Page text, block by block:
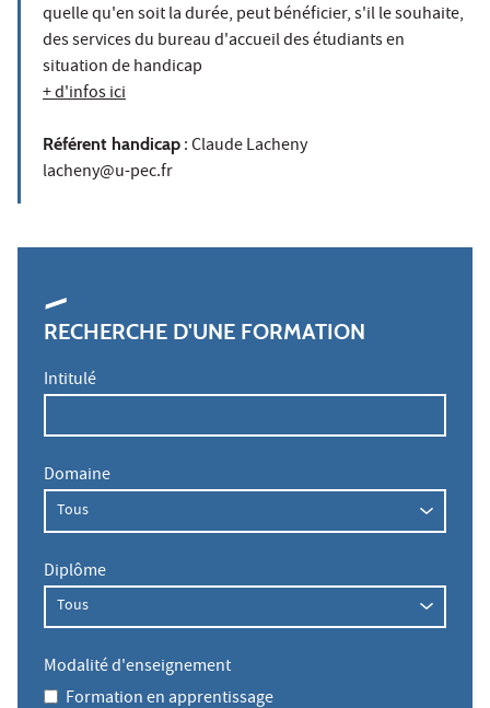
quelle qu'en soit la durée, peut bénéficier, s'il le souhaite,
des services du bureau d'accueil des étudiants en
situation de handicap
+ d'infos ici
Référent handicap : Claude Lacheny
lacheny@u-pec.fr
RECHERCHE D'UNE FORMATION
Intitulé
Domaine
Diplôme
Modalité d'enseignement
Formation en apprentissage